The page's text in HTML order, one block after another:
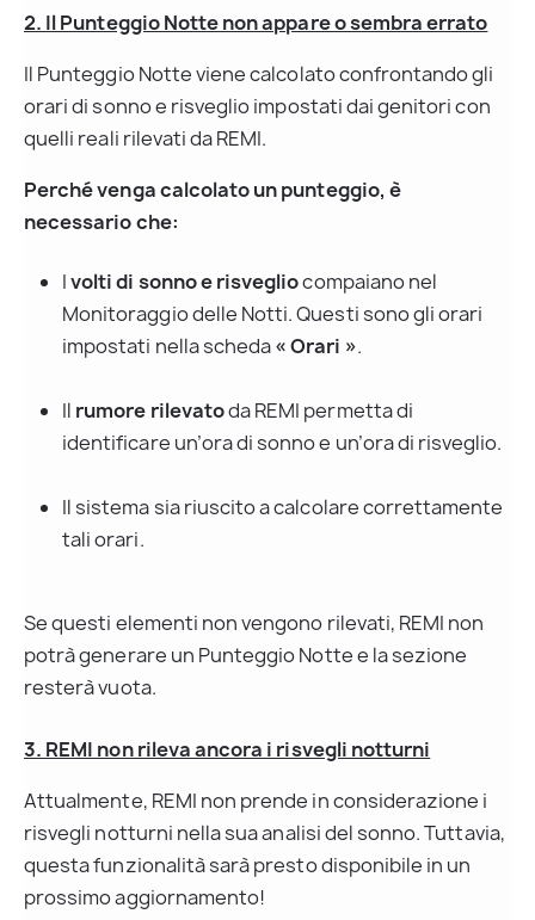
2. Il Punteggio Notte non appare o sembra errato
Il Punteggio Notte viene calcolato confrontando gli
orari di sonno e risveglio impostati dai genitori con
quelli reali rilevati da REMI.
Perché venga calcolato un punteggio, è
necessario che:
I volti di sonno e risveglio compaiano nel
Monitoraggio delle Notti. Questi sono gli orari
impostati nella scheda « Orari ».
Il rumore rilevato da REMI permetta di
identificare un’ora di sonno e un’ora di risveglio.
Il sistema sia riuscito a calcolare correttamente
tali orari.
Se questi elementi non vengono rilevati, REMI non
potrà generare un Punteggio Notte e la sezione
resterà vuota.
3. REMI non rileva ancora i risvegli notturni
Attualmente, REMI non prende in considerazione i
risvegli notturni nella sua analisi del sonno. Tuttavia,
questa funzionalità sarà presto disponibile in un
prossimo aggiornamento!